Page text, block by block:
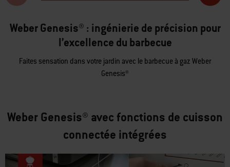
Weber Genesis® : ingénierie de précision pour
l’excellence du barbecue
Faites sensation dans votre jardin avec le barbecue à gaz Weber
Genesis®
Weber Genesis® avec fonctions de cuisson
connectée intégrées